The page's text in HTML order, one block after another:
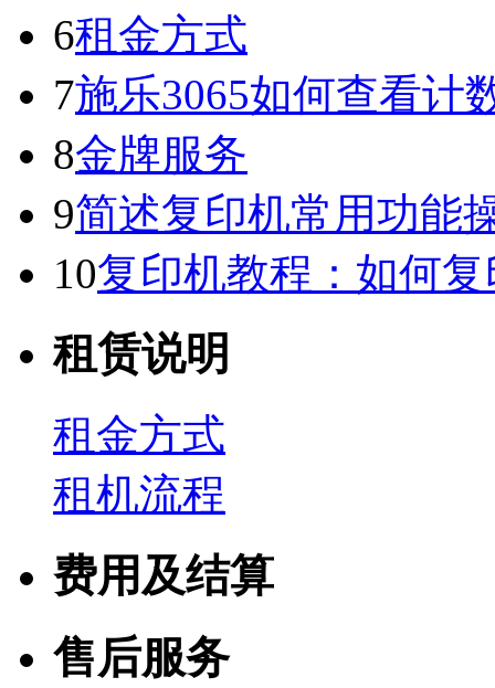
6租金方式
7施乐3065如何查看计
8金牌服务
9简述复印机常用功能
10复印机教程：如何
租赁说明
租金方式
租机流程
费用及结算
售后服务